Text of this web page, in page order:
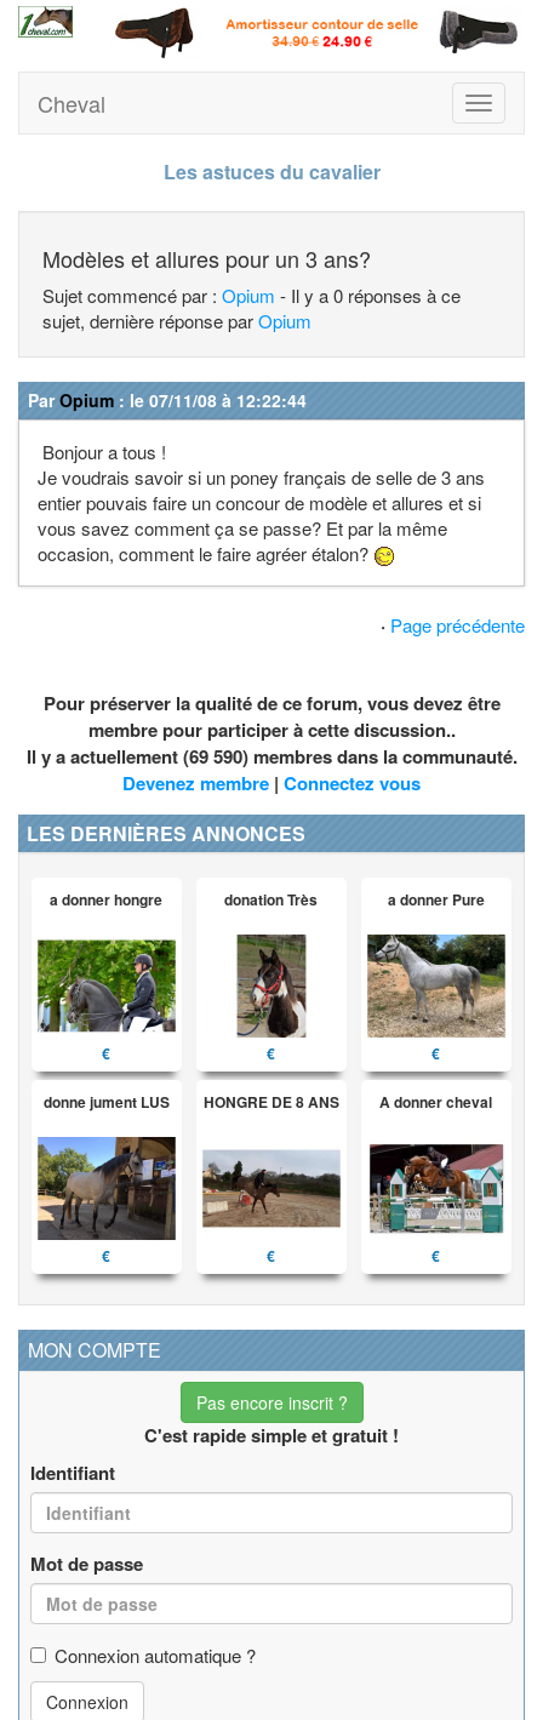
Toggle
Cheval
Les astuces du cavalier
Modèles et allures pour un 3 ans?
Sujet commencé par : Opium - Il y a 0 réponses à ce
sujet, dernière réponse parOpium
ParOpium : le 07/11/08 à 12:22:44
Bonjour a tous !
Je voudrais savoir si un poney français de selle de 3 ans
entier pouvais faire un concour de modèle et allures et si
vous savez comment ça se passe? Et par la même
occasion, comment le faire agréer étalon?
· Page précédente
Pour préserver la qualité de ce forum, vous devez être
membre pour participer à cette discussion..
Il y a actuellement (69 590) membres dans la communauté.
Devenez membre | Connectez vous
LES DERNIÈRES ANNONCES
a donner hongre
€
donation Très
€
a donner Pure
€
donne jument LUS
€
HONGRE DE 8 ANS
€
A donner cheval
€
MON COMPTE
Pas encore inscrit ?
C'est rapide simple et gratuit !
Identifiant
Mot de passe
Connexion automatique ?
Connexion